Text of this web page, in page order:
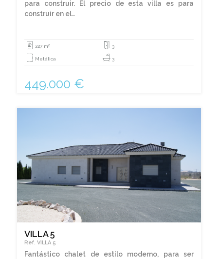
para construir. El precio de esta villa es para
construir en el…
227 m2
Metálica
3
3
449.000 €
VILLA 5
Ref. VILLA 5
Fantástico chalet de estilo moderno, para ser